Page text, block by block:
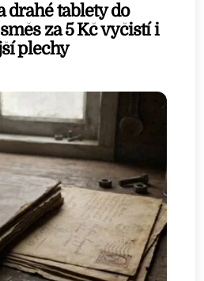
drahé tablety do
za 5 Kč vyčistí i
plechy